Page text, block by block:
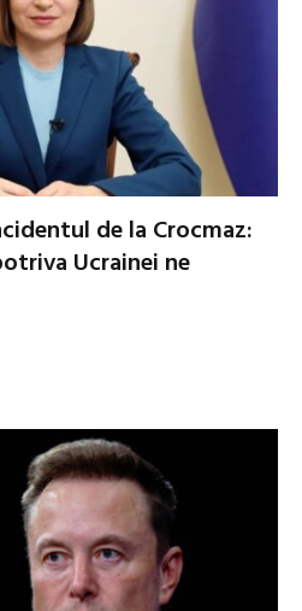
de la Crocmaz:
Ucrainei ne